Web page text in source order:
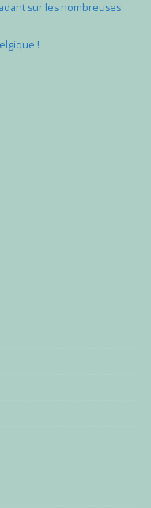
sur les nombreuses
!